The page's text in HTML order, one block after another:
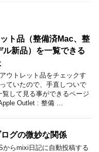
ト品（整備済Mac、整
新品）を一覧できる
ウトレット品をチェックす
ていたので、手直しついで
して見る事ができるページ
Outlet : 整備 …
グの微妙な関係
からmixi日記に自動投稿する